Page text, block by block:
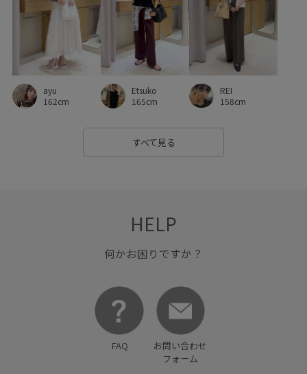
ayu
162cm
Etsuko
165cm
REI
158cm
すべて見る
HELP
何かお困りですか？
FAQ
お問い合わせ
フォーム